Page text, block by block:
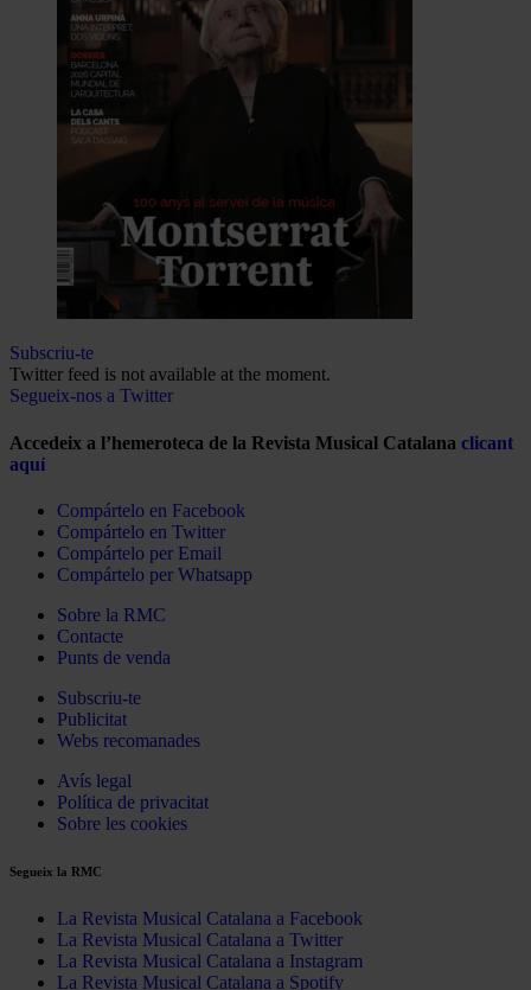
Subscriu-te
Twitter feed is not available at the moment.
Segueix-nos a Twitter
Accedeix a l’hemeroteca de la Revista Musical Catalana clicant
aquí
Compártelo en Facebook
Compártelo en Twitter
Compártelo per Email
Compártelo per Whatsapp
Sobre la RMC
Contacte
Punts de venda
Subscriu-te
Publicitat
Webs recomanades
Avís legal
Política de privacitat
Sobre les cookies
Segueix la RMC
La Revista Musical Catalana a Facebook
La Revista Musical Catalana a Twitter
La Revista Musical Catalana a Instagram
La Revista Musical Catalana a Spotify